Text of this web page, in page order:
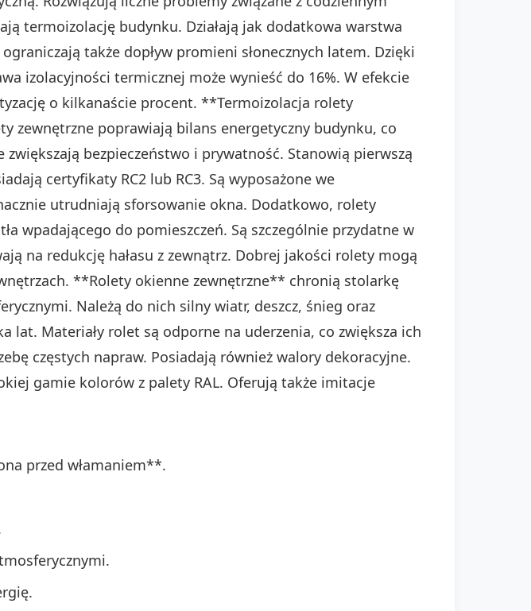
termoizolację budynku. Działają jak dodatkowa warstwa
także dopływ promieni słonecznych latem. Dzięki
izolacyjności termicznej może wynieść do 16%. W efekcie
o kilkanaście procent. **Termoizolacja rolety
zewnętrzne poprawiają bilans energetyczny budynku, co
bezpieczeństwo i prywatność. Stanowią pierwszą
certyfikaty RC2 lub RC3. Są wyposażone we
utrudniają sforsowanie okna. Dodatkowo, rolety
wpadającego do pomieszczeń. Są szczególnie przydatne w
na redukcję hałasu z zewnątrz. Dobrej jakości rolety mogą
**Rolety okienne zewnętrzne** chronią stolarkę
Należą do nich silny wiatr, deszcz, śnieg oraz
lat. Materiały rolet są odporne na uderzenia, co zwiększa ich
częstych napraw. Posiadają również walory dekoracyjne.
gamie kolorów z palety RAL. Oferują także imitacje
przed włamaniem**.